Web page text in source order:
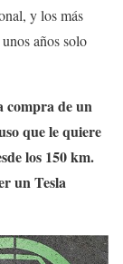
y los más
años solo
compra de un
que le quiere
los 150 km.
un Tesla